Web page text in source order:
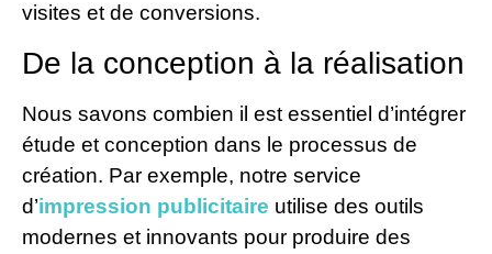
visites et de conversions.
De la conception à la réalisation
Nous savons combien il est essentiel d’intégrer
étude et conception dans le processus de
création. Par exemple, notre service
d’impression publicitaire utilise des outils
modernes et innovants pour produire des